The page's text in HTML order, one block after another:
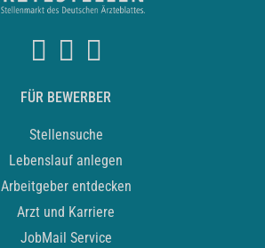
FÜR BEWERBER
Stellensuche
Lebenslauf anlegen
Arbeitgeber entdecken
Arzt und Karriere
JobMail Service